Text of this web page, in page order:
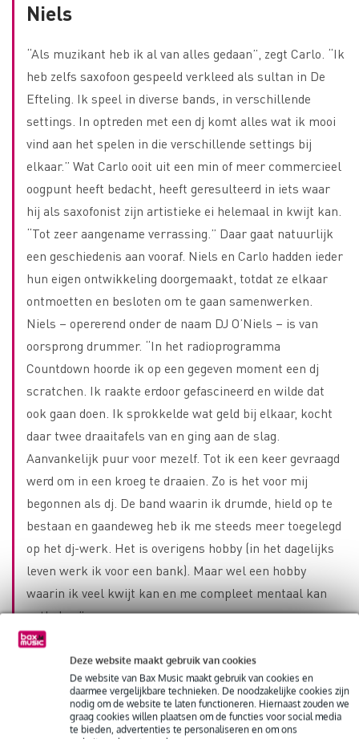
Deze website maakt gebruik van cookies
De website van Bax Music maakt gebruik van cookies en
daarmee vergelijkbare technieken. De noodzakelijke cookies zijn
nodig om de website te laten functioneren. Hiernaast zouden we
graag cookies willen plaatsen om de functies voor social media
te bieden, advertenties te personaliseren en om ons
Niels
“Als muzikant heb ik al van alles gedaan”, zegt Carlo. “Ik
heb zelfs saxofoon gespeeld verkleed als sultan in De
Efteling. Ik speel in diverse bands, in verschillende
settings. In optreden met een dj komt alles wat ik mooi
vind aan het spelen in die verschillende settings bij
elkaar.” Wat Carlo ooit uit een min of meer commercieel
oogpunt heeft bedacht, heeft geresulteerd in iets waar
hij als saxofonist zijn artistieke ei helemaal in kwijt kan.
“Tot zeer aangename verrassing.” Daar gaat natuurlijk
een geschiedenis aan vooraf. Niels en Carlo hadden ieder
hun eigen ontwikkeling doorgemaakt, totdat ze elkaar
ontmoetten en besloten om te gaan samenwerken.
Niels – opererend onder de naam DJ O’Niels – is van
oorsprong drummer. “In het radioprogramma
Countdown hoorde ik op een gegeven moment een dj
scratchen. Ik raakte erdoor gefascineerd en wilde dat
ook gaan doen. Ik sprokkelde wat geld bij elkaar, kocht
daar twee draaitafels van en ging aan de slag.
Aanvankelijk puur voor mezelf. Tot ik een keer gevraagd
werd om in een kroeg te draaien. Zo is het voor mij
begonnen als dj. De band waarin ik drumde, hield op te
bestaan en gaandeweg heb ik me steeds meer toegelegd
op het dj-werk. Het is overigens hobby (in het dagelijks
leven werk ik voor een bank). Maar wel een hobby
waarin ik veel kwijt kan en me compleet mentaal kan
ontladen.”
Aan het dansen
Saxofonist Carlo is beroepsmuzikant en in 2003
afgestudeerd aan het conservatorium van Amsterdam.